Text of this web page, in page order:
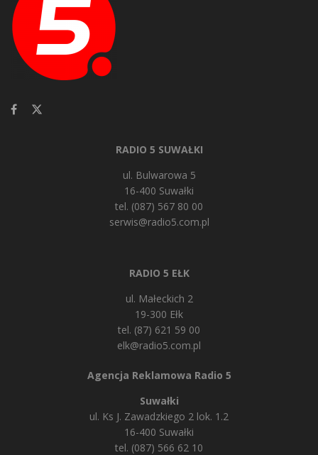
RADIO 5 SUWAŁKI
ul. Bulwarowa 5
16-400 Suwałki
tel. (087) 567 80 00
serwis@radio5.com.pl
RADIO 5 EŁK
ul. Małeckich 2
19-300 Ełk
tel. (87) 621 59 00
elk@radio5.com.pl
Agencja Reklamowa Radio 5
Suwałki
ul. Ks J. Zawadzkiego 2 lok. 1.2
16-400 Suwałki
tel. (087) 566 62 10